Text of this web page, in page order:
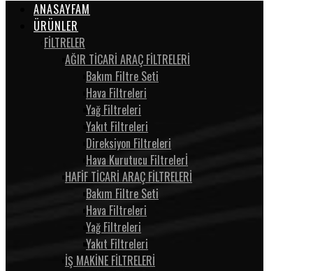
ANASAYFAM
ÜRÜNLER
FİLTRELER
AĞIR TİCARİ ARAÇ FİLTRELERİ
Bakım Filtre Seti
Hava Filtreleri
Yağ Filtreleri
Yakıt Filtreleri
Direksiyon Filtreleri
Hava Kurutucu Filtrelerİ
HAFİF TİCARİ ARAÇ FİLTRELERİ
Bakım Filtre Seti
Hava Filtreleri
Yağ Filtreleri
Yakıt Filtreleri
İŞ MAKİNE FİLTRELERİ